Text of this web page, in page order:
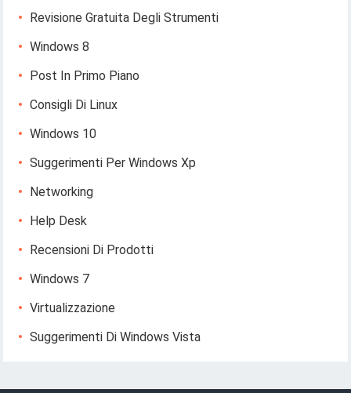
Revisione Gratuita Degli Strumenti
Windows 8
Post In Primo Piano
Consigli Di Linux
Windows 10
Suggerimenti Per Windows Xp
Networking
Help Desk
Recensioni Di Prodotti
Windows 7
Virtualizzazione
Suggerimenti Di Windows Vista